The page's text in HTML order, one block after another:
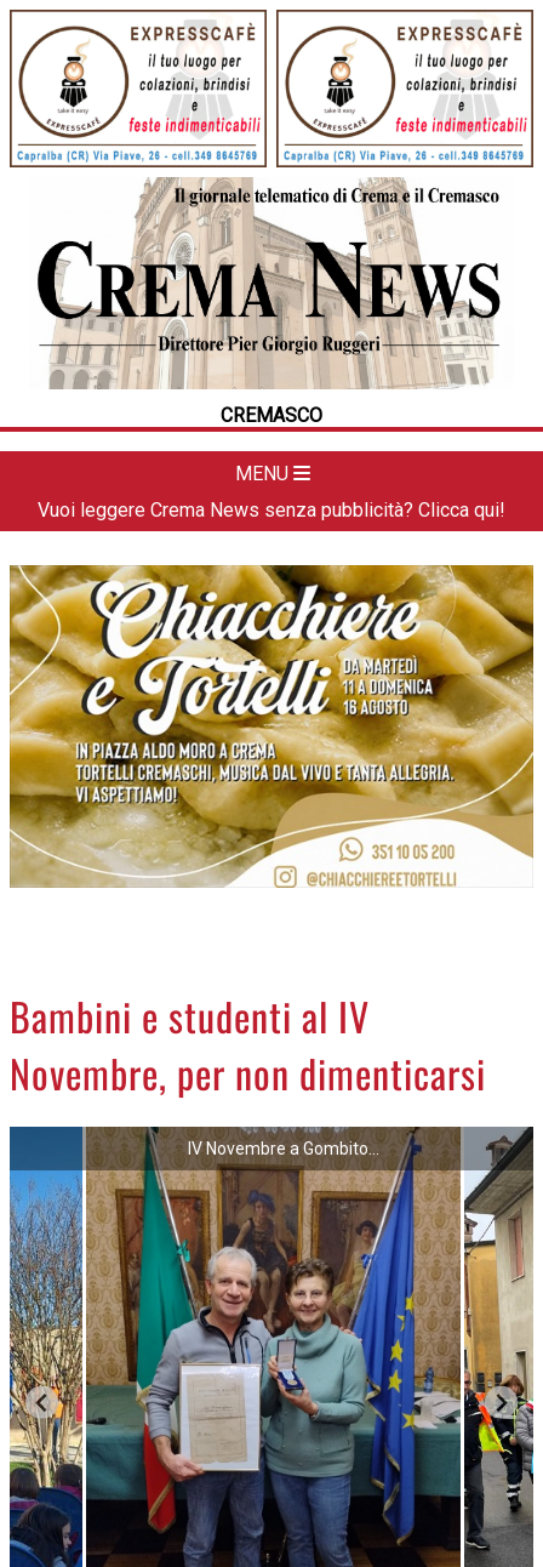
CREMASCO
MENU
HOME
CRONACA
POLITICA
LA FOTO
DAL TERRITORIO
APPUNTAMENTI
CREMASCO
OROSCOPO
LA PIAZZA
ANIMALI
NECROLOGI
ACCEDI
Vuoi leggere Crema News senza pubblicità? Clicca qui!
Bambini e studenti al IV
Novembre, per non dimenticarsi
IV Novembre a Gombito...